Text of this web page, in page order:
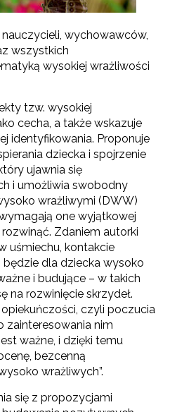
wychowawców,
wszystkich
wysokiej wrażliwości
tzw. wysokiej
cecha, a także wskazuje
identyfikowania. Proponuje
dziecka i spojrzenie
ujawnia się
i umożliwia swobodny
wrażliwymi (DWW)
one wyjątkowej
Zdaniem autorki
uśmiechu, kontakcie
dla dziecka wysoko
i budujące – w takich
na rozwinięcie skrzydeł.
czyli poczucia
zainteresowania nim
ważne, i dzięki temu
bezcenną
wrażliwych”.
się z propozycjami